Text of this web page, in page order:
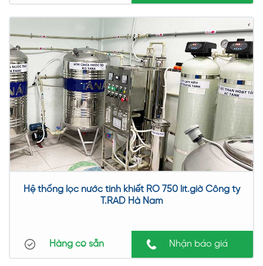
Hệ thống lọc nước tinh khiết RO 750 lít.giờ Công ty
T.RAD Hà Nam
Hàng có sẵn Nhận báo giá